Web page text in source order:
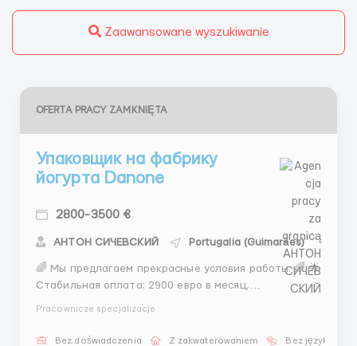
Zaawansowane wyszukiwanie
OFERTA PRACY ZAMKNIĘTA
Упаковщик на фабрику
йогурта Danone
2800-3500 €
АНТОН СИЧЕВСКИЙ Portugalia (Guimarães)
🌈 Мы предлагаем прекрасные условия работы: 🌈 🌟
Стабильная оплата: 2900 евро в месяц,
с 06:00 до 17:00 (с возможностью раннего окончания
Pracownicze specjalizacje
Bez doświadczenia Z zakwaterowaniem Bez języka